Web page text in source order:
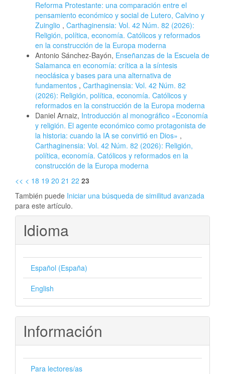
Reforma Protestante: una comparación entre el
pensamiento económico y social de Lutero, Calvino y
Zuinglio , Carthaginensia: Vol. 42 Núm. 82 (2026):
Religión, política, economía. Católicos y reformados
en la construcción de la Europa moderna
Antonio Sánchez-Bayón, Enseñanzas de la Escuela de
Salamanca en economía: crítica a la síntesis
neoclásica y bases para una alternativa de
fundamentos , Carthaginensia: Vol. 42 Núm. 82
(2026): Religión, política, economía. Católicos y
reformados en la construcción de la Europa moderna
Daniel Arnaiz, Introducción al monográfico «Economía
y religión. El agente económico como protagonista de
la historia: cuando la IA se convirtió en Dios» ,
Carthaginensia: Vol. 42 Núm. 82 (2026): Religión,
política, economía. Católicos y reformados en la
construcción de la Europa moderna
<< < 18 19 20 21 22 23
También puede Iniciar una búsqueda de similitud avanzada
para este artículo.
Idioma
Español (España)
English
Información
Para lectores/as